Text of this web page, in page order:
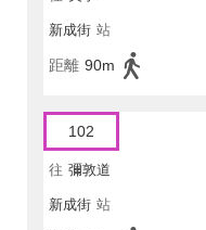
新成街 站
距離 90m
102
往 彌敦道
新成街 站